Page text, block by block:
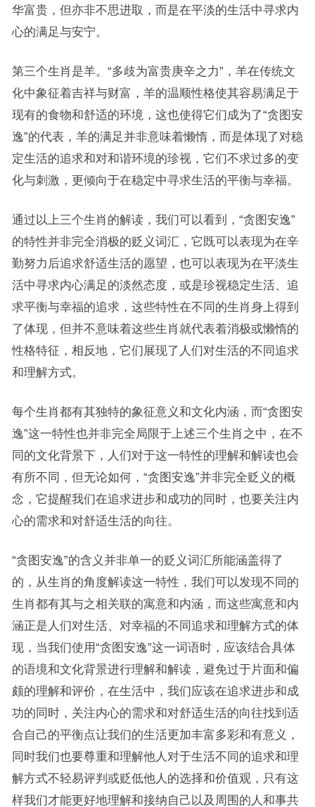
华富贵，但亦非不思进取，而是在平淡的生活中寻求内
心的满足与安宁。
第三个生肖是羊。“多歧为富贵庚辛之力”，羊在传统文
化中象征着吉祥与财富，羊的温顺性格使其容易满足于
现有的食物和舒适的环境，这也使得它们成为了“贪图安
逸”的代表，羊的满足并非意味着懒惰，而是体现了对稳
定生活的追求和对和谐环境的珍视，它们不求过多的变
化与刺激，更倾向于在稳定中寻求生活的平衡与幸福。
通过以上三个生肖的解读，我们可以看到，“贪图安逸”
的特性并非完全消极的贬义词汇，它既可以表现为在辛
勤努力后追求舒适生活的愿望，也可以表现为在平淡生
活中寻求内心满足的淡然态度，或是珍视稳定生活、追
求平衡与幸福的追求，这些特性在不同的生肖身上得到
了体现，但并不意味着这些生肖就代表着消极或懒惰的
性格特征，相反地，它们展现了人们对生活的不同追求
和理解方式。
每个生肖都有其独特的象征意义和文化内涵，而“贪图安
逸”这一特性也并非完全局限于上述三个生肖之中，在不
同的文化背景下，人们对于这一特性的理解和解读也会
有所不同，但无论如何，“贪图安逸”并非完全贬义的概
念，它提醒我们在追求进步和成功的同时，也要关注内
心的需求和对舒适生活的向往。
“贪图安逸”的含义并非单一的贬义词汇所能涵盖得了
的，从生肖的角度解读这一特性，我们可以发现不同的
生肖都有其与之相关联的寓意和内涵，而这些寓意和内
涵正是人们对生活、对幸福的不同追求和理解方式的体
现，当我们使用“贪图安逸”这一词语时，应该结合具体
的语境和文化背景进行理解和解读，避免过于片面和偏
颇的理解和评价，在生活中，我们应该在追求进步和成
功的同时，关注内心的需求和对舒适生活的向往找到适
合自己的平衡点让我们的生活更加丰富多彩和有意义，
同时我们也要尊重和理解他人对于生活不同的追求和理
解方式不轻易评判或贬低他人的选择和价值观，只有这
样我们才能更好地理解和接纳自己以及周围的人和事共